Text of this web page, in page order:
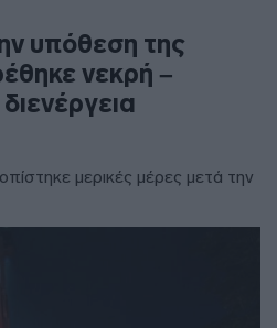
υπόθεση της
νεκρή –
μερικές μέρες μετά την